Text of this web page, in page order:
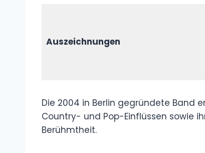
Auszeichnungen
Die 2004 in Berlin gegründete Band
Country- und Pop-Einflüssen sowie
Berühmtheit.